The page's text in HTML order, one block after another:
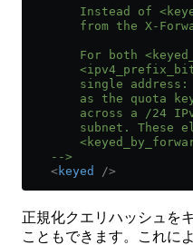
Instead of
from the X-
For both
single
as the quota
across a /24
subnet. These
    -->
    <
keyed />
正規化クエリハッシュを
こともできます。これに